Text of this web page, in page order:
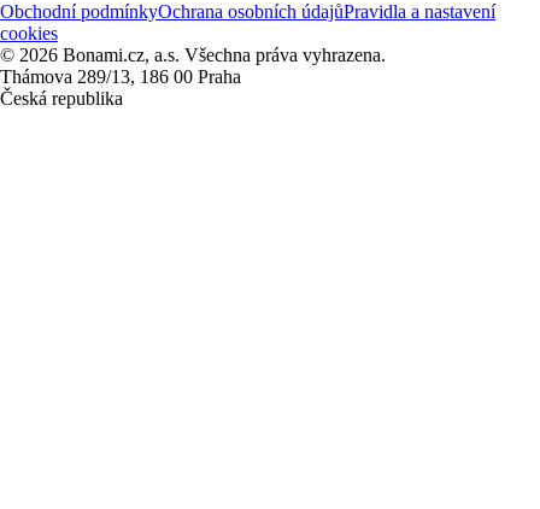
Obchodní podmínkyOchrana osobních údajůPravidla a nastavení
cookies
© 2026 Bonami.cz, a.s. Všechna práva vyhrazena.
Thámova 289/13, 186 00 Praha
Česká republika